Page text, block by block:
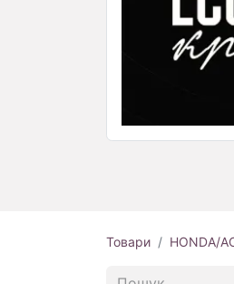
Товари HONDA/